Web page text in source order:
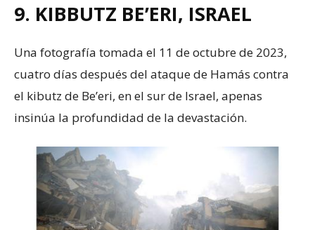
9. KIBBUTZ BE’ERI, ISRAEL
Una fotografía tomada el 11 de octubre de 2023,
cuatro días después del ataque de Hamás contra
el kibutz de Be’eri, en el sur de Israel, apenas
insinúa la profundidad de la devastación.